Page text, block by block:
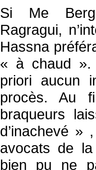
Si Me
Ragragui,
Hassna
« à chaud ».
priori aucun
procès. Au
braqueurs
d’inachevé »
avocats de
bien pu ne